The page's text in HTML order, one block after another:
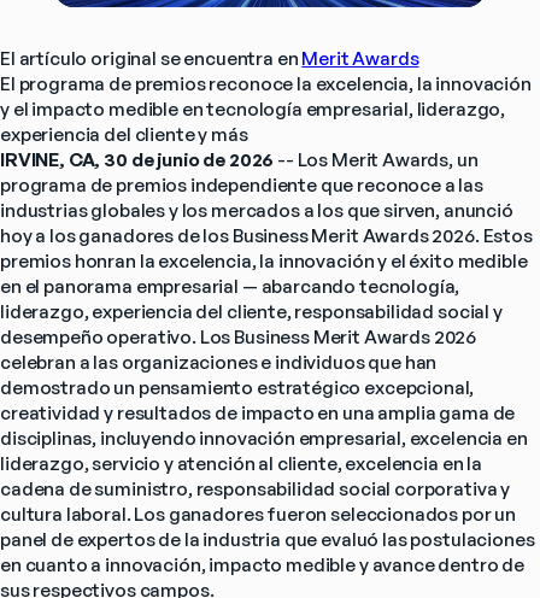
El artículo original se encuentra en Merit Awards
El programa de premios reconoce la excelencia, la innovación
y el impacto medible en tecnología empresarial, liderazgo,
experiencia del cliente y más
IRVINE, CA, 30 de junio de 2026 -- Los Merit Awards, un
programa de premios independiente que reconoce a las
industrias globales y los mercados a los que sirven, anunció
hoy a los ganadores de los Business Merit Awards 2026. Estos
premios honran la excelencia, la innovación y el éxito medible
en el panorama empresarial — abarcando tecnología,
liderazgo, experiencia del cliente, responsabilidad social y
desempeño operativo. Los Business Merit Awards 2026
celebran a las organizaciones e individuos que han
demostrado un pensamiento estratégico excepcional,
creatividad y resultados de impacto en una amplia gama de
disciplinas, incluyendo innovación empresarial, excelencia en
liderazgo, servicio y atención al cliente, excelencia en la
cadena de suministro, responsabilidad social corporativa y
cultura laboral. Los ganadores fueron seleccionados por un
panel de expertos de la industria que evaluó las postulaciones
en cuanto a innovación, impacto medible y avance dentro de
sus respectivos campos.